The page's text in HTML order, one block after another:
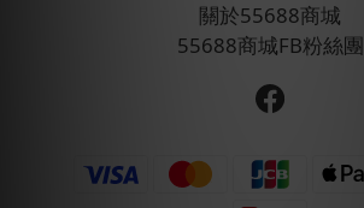
關於55688商城
55688商城FB粉絲團